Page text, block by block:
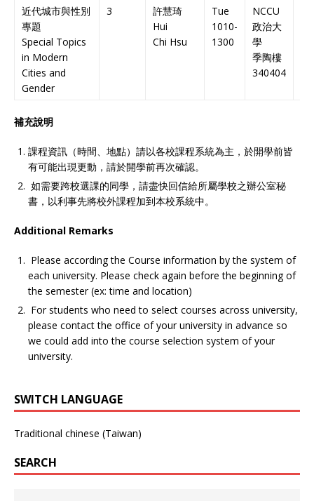
近代城市與性別
專題
Special Topics
in Modern
Cities and
Gender
3
許慧琦
Hui
Chi Hsu
Tue
1010-
1300
NCCU
政治大
學
季陶樓
340404
補充說明
課程資訊（時間、地點）請以各校課程系統為主，於開學前皆
有可能出現更動，請於開學前再次確認。
如需要跨校選課的同學，請盡快回信給所屬學校之辦公室秘
書，以利事先將校外課程加到本校系統中。
Additional Remarks
Please according the Course information by the system of
each university. Please check again before the beginning of
the semester (ex: time and location)
For students who need to select courses across university,
please contact the office of your university in advance so
we could add into the course selection system of your
university.
SWITCH LANGUAGE
Traditional chinese (Taiwan)
SEARCH